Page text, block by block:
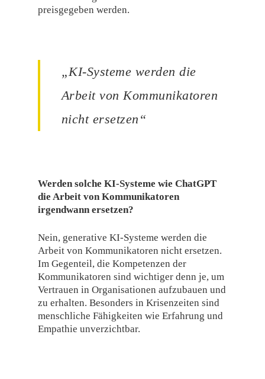
preisgegeben werden.
„KI-Systeme werden die
Arbeit von Kommunikatoren
nicht ersetzen“
Werden solche KI-Systeme wie ChatGPT
die Arbeit von Kommunikatoren
irgendwann ersetzen?
Nein, generative KI-Systeme werden die
Arbeit von Kommunikatoren nicht ersetzen.
Im Gegenteil, die Kompetenzen der
Kommunikatoren sind wichtiger denn je, um
Vertrauen in Organisationen aufzubauen und
zu erhalten. Besonders in Krisenzeiten sind
menschliche Fähigkeiten wie Erfahrung und
Empathie unverzichtbar.